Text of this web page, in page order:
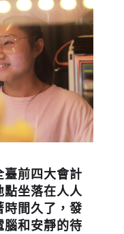
臺前四大會計
點坐落在人人
時間久了，發
腦和安靜的待